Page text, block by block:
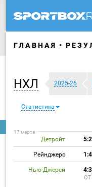
ГЛАВНАЯ
НХЛ 2025-26
Статистика
17 марта
Детройт 5:2
Рейнджерс 1:4
Нью-Джерси 4:3
ОТ